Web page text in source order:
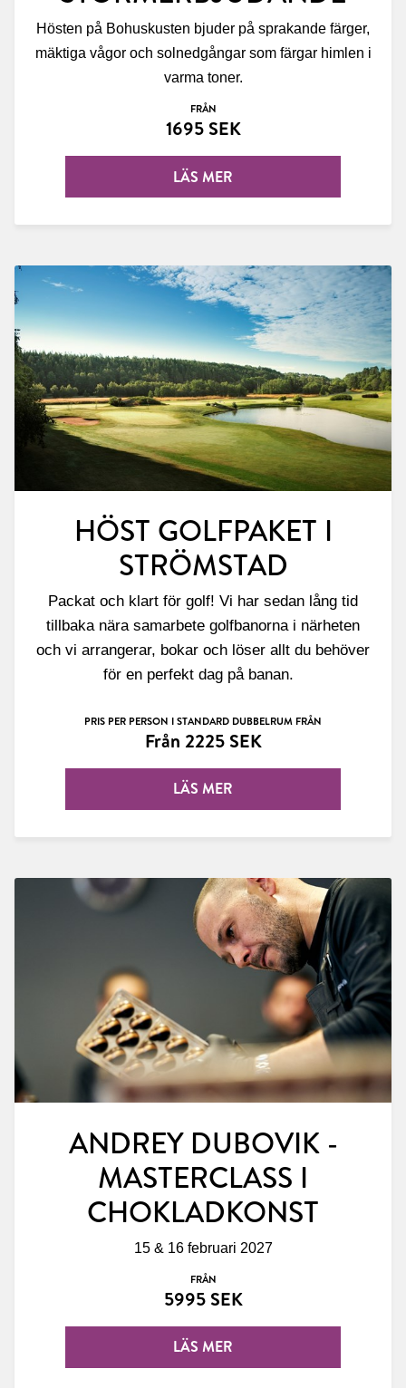
Hösten på Bohuskusten bjuder på sprakande färger,
mäktiga vågor och solnedgångar som färgar himlen i
varma toner.
FRÅN
1695 SEK
LÄS MER
HÖST GOLFPAKET I
STRÖMSTAD
Packat och klart för golf! Vi har sedan lång tid
tillbaka nära samarbete golfbanorna i närheten
och vi arrangerar, bokar och löser allt du behöver
för en perfekt dag på banan.
PRIS PER PERSON I STANDARD DUBBELRUM FRÅN
Från 2225 SEK
LÄS MER
ANDREY DUBOVIK -
MASTERCLASS I
CHOKLADKONST
15 & 16 februari 2027
FRÅN
5995 SEK
LÄS MER